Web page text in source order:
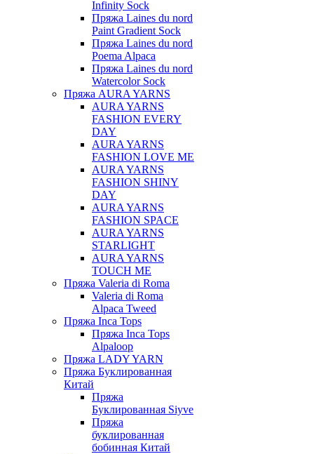
Infinity Sock
Пряжа Laines du nord
Paint Gradient Sock
Пряжа Laines du nord
Poema Alpaca
Пряжа Laines du nord
Watercolor Sock
Пряжа AURA YARNS
AURA YARNS
FASHION EVERY
DAY
AURA YARNS
FASHION LOVE ME
AURA YARNS
FASHION SHINY
DAY
AURA YARNS
FASHION SPACE
AURA YARNS
STARLIGHT
AURA YARNS
TOUCH ME
Пряжа Valeria di Roma
Valeria di Roma
Alpaca Tweed
Пряжа Inca Tops
Пряжа Inca Tops
Alpaloop
Пряжа LADY YARN
Пряжа Буклированная
Китай
Пряжа
Буклированная Siyve
Пряжа
буклированная
бобинная Китай